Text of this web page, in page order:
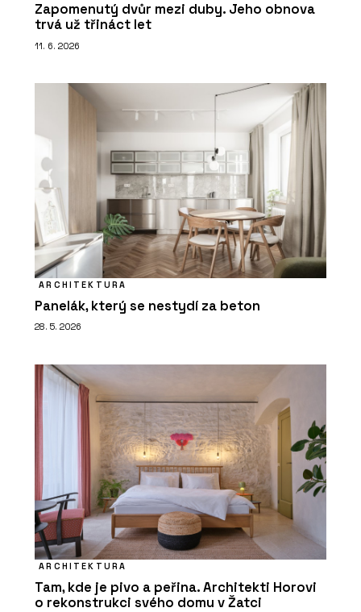
Zapomenutý dvůr mezi duby. Jeho obnova
trvá už třináct let
11. 6. 2026
ARCHITEKTURA
Panelák, který se nestydí za beton
28. 5. 2026
ARCHITEKTURA
Tam, kde je pivo a peřina. Architekti Horovi
o rekonstrukci svého domu v Žatci